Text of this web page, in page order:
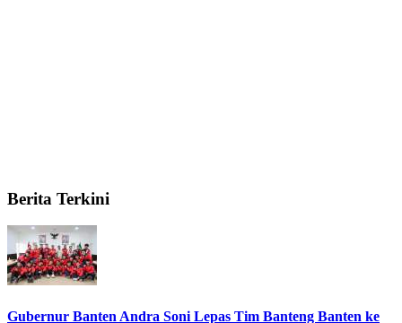
Berita Terkini
Gubernur Banten Andra Soni Lepas Tim Banteng Banten ke